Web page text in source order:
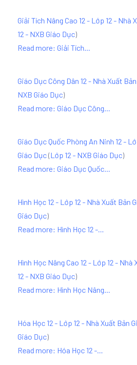
Giải Tích Nâng Cao 12 - Lớp 12 - Nhà
12 - NXB Giáo Dục)
Read more: Giải Tích...
Giáo Dục Công Dân 12 - Nhà Xuất
NXB Giáo Dục)
Read more: Giáo Dục Công...
Giáo Dục Quốc Phòng An Ninh 12 -
Giáo Dục(Lớp 12 - NXB Giáo Dục)
Read more: Giáo Dục Quốc...
Hình Học 12 - Lớp 12 - Nhà Xuất Bản
Giáo Dục)
Read more: Hình Học 12 -...
Hình Học Nâng Cao 12 - Lớp 12 - Nhà
12 - NXB Giáo Dục)
Read more: Hình Học Nâng...
Hóa Học 12 - Lớp 12 - Nhà Xuất Bản
Giáo Dục)
Read more: Hóa Học 12 -...